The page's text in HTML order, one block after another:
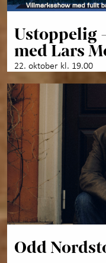
Ustoppelig
med Lars
22. oktober kl. 19.00
Odd